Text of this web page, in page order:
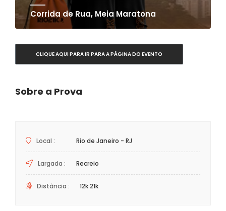
Corrida de Rua, Meia Maratona
CLIQUE AQUI PARA IR PARA A PÁGINA DO EVENTO
Sobre a Prova
Local : Rio de Janeiro - RJ
Largada : Recreio
Distância : 12k 21k